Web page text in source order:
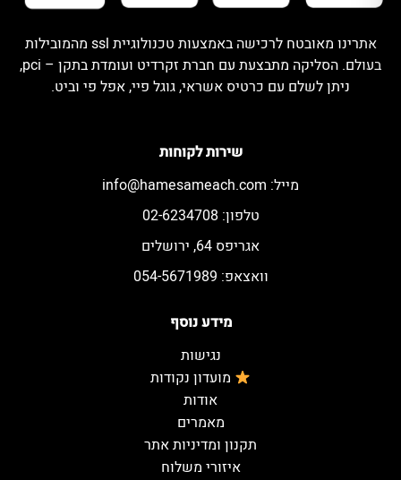
מידע נוסף
נגישות
מועדון נקודות
אודות
מאמרים
תקנון ומדיניות אתר
איזורי משלוח
שירות לקוחות
מייל: info@hamesameach.com
טלפון: 02-6234708
אגריפס 64, ירושלים
וואצאפ: 054-5671989
אתרינו מאובטח לרכישה באמצעות טכנולוגיית ssl מהמובילות
בעולם. הסליקה מתבצעת עם חברת זקרדיט ועומדת בתקן – pci,
ניתן לשלם עם כרטיס אשראי, גוגל פיי, אפל פי וביט.